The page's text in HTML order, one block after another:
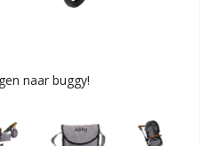
naar buggy!